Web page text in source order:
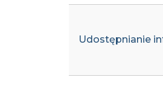
Udostępnianie